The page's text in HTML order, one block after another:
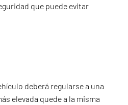
que puede evitar
deberá regularse a una
elevada quede a la misma